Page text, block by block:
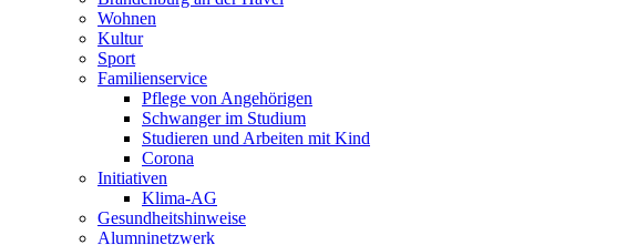
Wohnen
Kultur
Sport
Familienservice
Pflege von Angehörigen
Schwanger im Studium
Studieren und Arbeiten mit Kind
Corona
Initiativen
Klima-AG
Gesundheitshinweise
Alumninetzwerk